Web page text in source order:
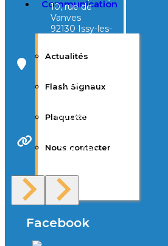
Communication
Actualités
Flash Signaux
Plaquette
Nous contacter
F.A.Q
10, rue de
Vanves
92130 Issy-les-
40, avenue
d’Eysines
Bordeaux
Site Web
Facebook